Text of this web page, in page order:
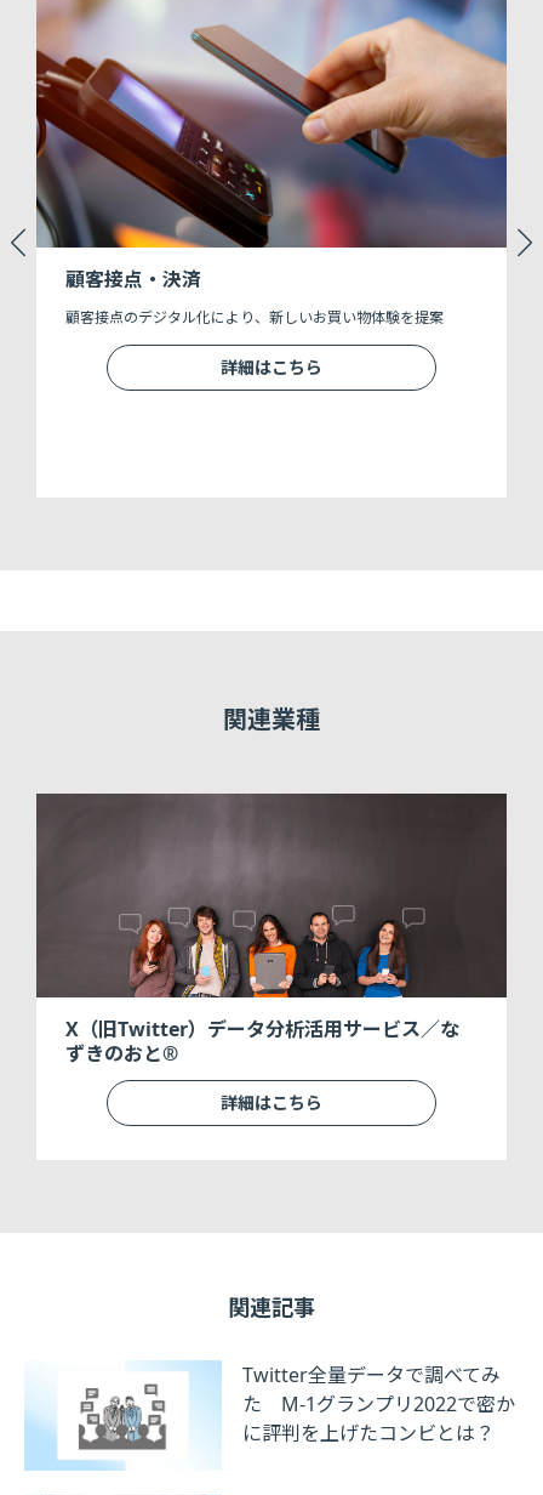
関連記事
Twitter全量データで調べてみ
た M-1グランプリ2022で密か
に評判を上げたコンビとは？
顧客接点・決済
顧客接点のデジタル化により、新しいお買い物体験を提案
詳細はこちら
関連業種
X（旧Twitter）データ分析活用サービス／な
ずきのおと®
詳細はこちら